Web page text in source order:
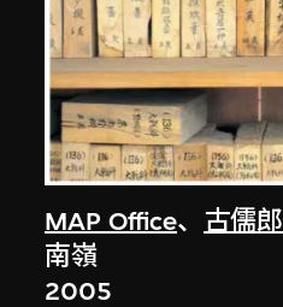
MAP Office、 古儒郎
南嶺
2005